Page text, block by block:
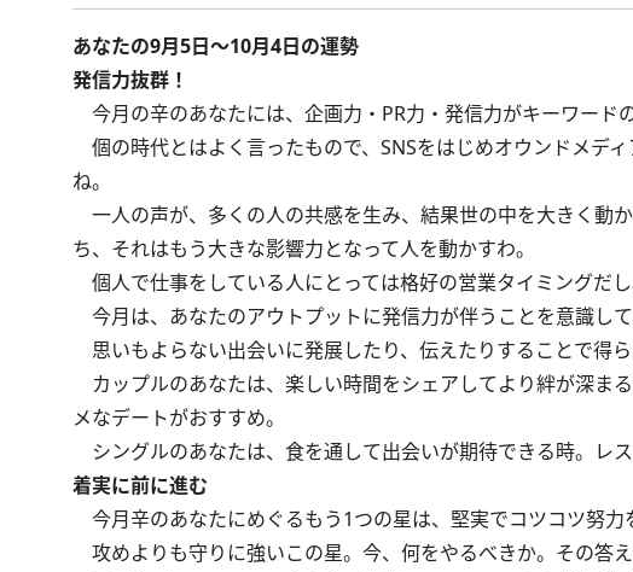
あなたの9月5日～10月4日の運勢
発信力抜群！
今月の辛のあなたには、企画力・PR力・発信力がキーワード
個の時代とはよく言ったもので、SNSをはじめオウンドメデ
ね。
一人の声が、多くの人の共感を生み、結果世の中を大きく動
ち、それはもう大きな影響力となって人を動かすわ。
個人で仕事をしている人にとっては格好の営業タイミングだ
今月は、あなたのアウトプットに発信力が伴うことを意識し
思いもよらない出会いに発展したり、伝えたりすることで得ら
カップルのあなたは、楽しい時間をシェアしてより絆が深
メなデートがおすすめ。
シングルのあなたは、食を通して出会いが期待できる時。レ
着実に前に進む
今月辛のあなたにめぐるもう1つの星は、堅実でコツコツ努力
攻めよりも守りに強いこの星。今、何をやるべきか。その答